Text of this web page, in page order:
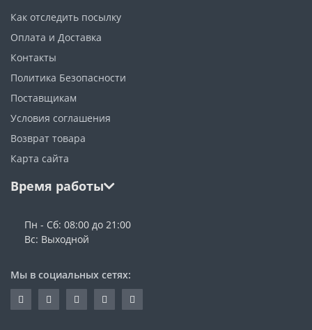
Как отследить посылку
Оплата и Доставка
Контакты
Политика Безопасности
Поставщикам
Условия соглашения
Возврат товара
Карта сайта
Время работы
Пн - Сб: 08:00 до 21:00
Вс: Выходной
Мы в социальных сетях: